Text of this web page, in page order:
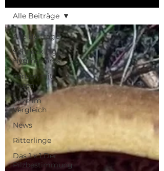
Alle Beiträge
Schnecklinge -
Hygrophorus
Färben mit
Pilzen
Pilze im
Vergleich
News
Ritterlinge
Das 1 x 1 Der
Pilzbestimmung
Alle Beiträge